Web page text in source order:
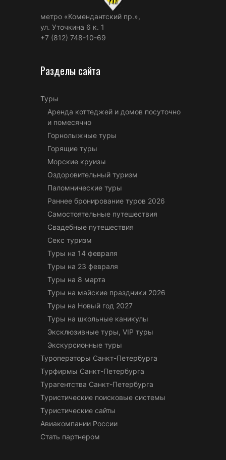
метро «Комендантский пр.»,
ул. Уточкина 6 к. 1
+7 (812) 748-10-69
Разделы сайта
Туры
Аренда коттеджей и домов посуточно
и помесячно
Горнолыжные туры
Горящие туры
Морские круизы
Оздоровительный туризм
Паломнические туры
Раннее бронирование туров 2026
Самостоятельные путешествия
Свадебные путешествия
Секс туризм
Туры на 14 февраля
Туры на 23 февраля
Туры на 8 марта
Туры на майские праздники 2026
Туры на Новый год 2027
Туры на школьные каникулы
Эксклюзивные туры, VIP туры
Экскурсионные туры
Туроператоры Санкт-Петербурга
Турфирмы Санкт-Петербурга
Турагентства Санкт-Петербурга
Туристические поисковые системы
Туристические сайты
Авиакомпании России
Стать партнером